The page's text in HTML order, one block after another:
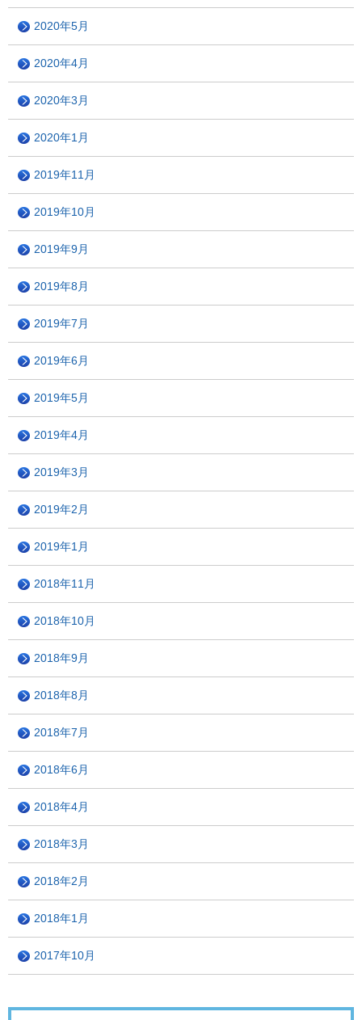
2020年5月
2020年4月
2020年3月
2020年1月
2019年11月
2019年10月
2019年9月
2019年8月
2019年7月
2019年6月
2019年5月
2019年4月
2019年3月
2019年2月
2019年1月
2018年11月
2018年10月
2018年9月
2018年8月
2018年7月
2018年6月
2018年4月
2018年3月
2018年2月
2018年1月
2017年10月